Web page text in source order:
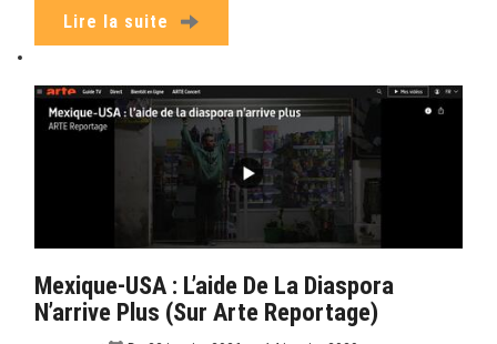
Lire la suite
Mexique-USA : L’aide De La Diaspora
N’arrive Plus (sur Arte Reportage)